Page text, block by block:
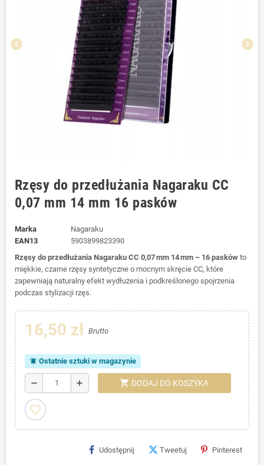
chevron_left chevron_right
Rzęsy do przedłużania Nagaraku CC
0,07 mm 14 mm 16 pasków
Marka
Nagaraku
EAN13
5903899823390
Rzęsy do przedłużania Nagaraku CC 0,07 mm 14 mm – 16 pasków to
miękkie, czarne rzęsy syntetyczne o mocnym skręcie CC, które
zapewniają naturalny efekt wydłużenia i podkreślonego spojrzenia
podczas stylizacji rzęs.
16,50 zł Brutto
notifications_active Ostatnie sztuki w magazynie
remove add shopping_cart DODAJ DO KOSZYKA
favorite_border
Udostępnij Tweetuj Pinterest